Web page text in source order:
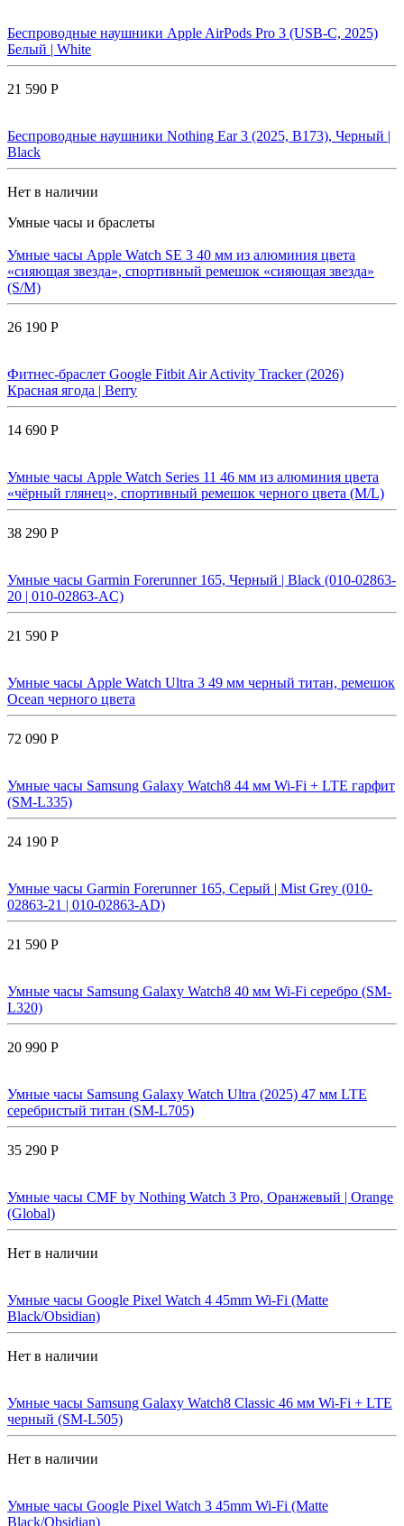
Беспроводные наушники Apple AirPods Pro 3 (USB-C, 2025)
Белый | White
21 590 Р
Беспроводные наушники Nothing Ear 3 (2025, B173), Черный |
Black
Нет в наличии
Умные часы и браслеты
Умные часы Apple Watch SE 3 40 мм из алюминия цвета
«сияющая звезда», спортивный ремешок «сияющая звезда»
(S/M)
26 190 Р
Фитнес-браслет Google Fitbit Air Activity Tracker (2026)
Красная ягода | Berry
14 690 Р
Умные часы Apple Watch Series 11 46 мм из алюминия цвета
«чёрный глянец», спортивный ремешок черного цвета (M/L)
38 290 Р
Умные часы Garmin Forerunner 165, Черный | Black (010-02863-
20 | 010-02863-AC)
21 590 Р
Умные часы Apple Watch Ultra 3 49 мм черный титан, ремешок
Ocean черного цвета
72 090 Р
Умные часы Samsung Galaxy Watch8 44 мм Wi-Fi + LTE гарфит
(SM-L335)
24 190 Р
Умные часы Garmin Forerunner 165, Серый | Mist Grey (010-
02863-21 | 010-02863-AD)
21 590 Р
Умные часы Samsung Galaxy Watch8 40 мм Wi-Fi серебро (SM-
L320)
20 990 Р
Умные часы Samsung Galaxy Watch Ultra (2025) 47 мм LTE
серебристый титан (SM-L705)
35 290 Р
Умные часы CMF by Nothing Watch 3 Pro, Оранжевый | Orange
(Global)
Нет в наличии
Умные часы Google Pixel Watch 4 45mm Wi-Fi (Matte
Black/Obsidian)
Нет в наличии
Умные часы Samsung Galaxy Watch8 Classic 46 мм Wi-Fi + LTE
черный (SM-L505)
Нет в наличии
Умные часы Google Pixel Watch 3 45mm Wi-Fi (Matte
Black/Obsidian)